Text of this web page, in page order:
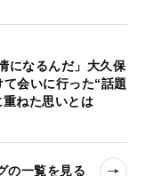
になるんだ」大久保
会いに行った“話題
ねた思いとは
の一覧を見る